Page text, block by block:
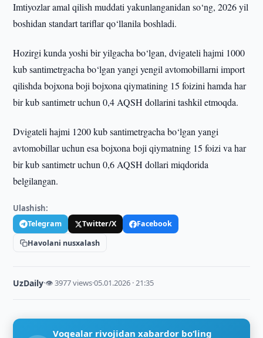
Imtiyozlar amal qilish muddati yakunlanganidan so‘ng, 2026 yil
boshidan standart tariflar qo‘llanila boshladi.
Hozirgi kunda yoshi bir yilgacha bo‘lgan, dvigateli hajmi 1000
kub santimetrgacha bo‘lgan yangi yengil avtomobillarni import
qilishda bojxona boji bojxona qiymatining 15 foizini hamda har
bir kub santimetr uchun 0,4 AQSH dollarini tashkil etmoqda.
Dvigateli hajmi 1200 kub santimetrgacha bo‘lgan yangi
avtomobillar uchun esa bojxona boji qiymatning 15 foizi va har
bir kub santimetr uchun 0,6 AQSH dollari miqdorida
belgilangan.
Ulashish:
Telegram Twitter/X
Facebook
Havolani nusxalash
UzDaily·👁 3977 views·05.01.2026 · 21:35
Voqealar rivojidan xabardor bo‘ling